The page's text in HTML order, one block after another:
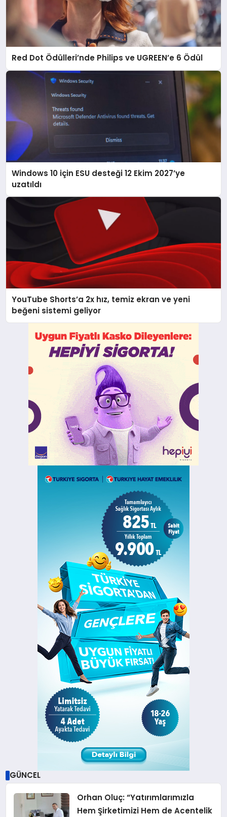
Red Dot Ödülleri’nde Philips ve UGREEN’e 6 Ödül
Windows 10 için ESU desteği 12 Ekim 2027’ye
uzatıldı
YouTube Shorts’a 2x hız, temiz ekran ve yeni
beğeni sistemi geliyor
GÜNCEL
Orhan Oluç: “Yatırımlarımızla
Hem Şirketimizi Hem de Acentelik